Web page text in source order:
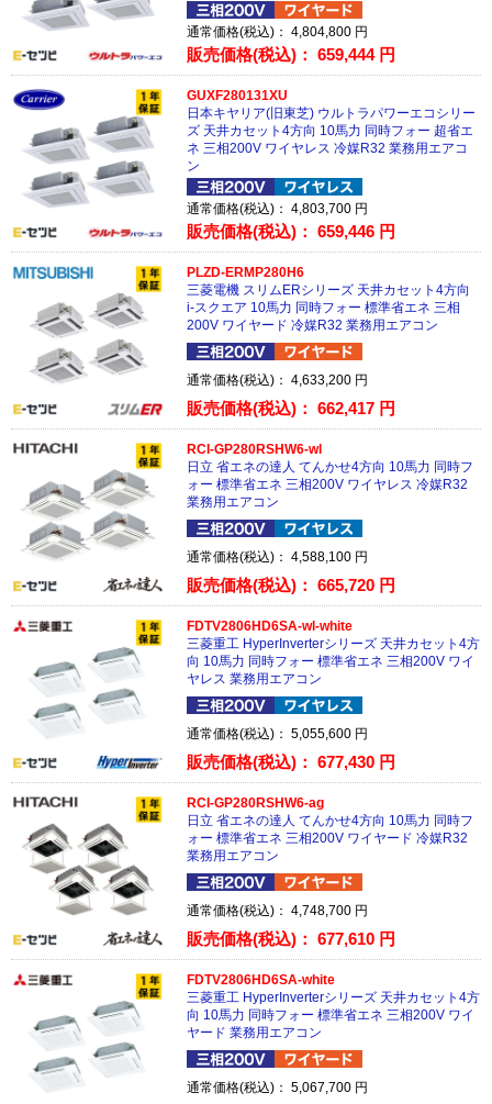
通常価格(税込)：4,804,800 円
販売価格(税込)：659,444円
GUXF280131XU
日本キヤリア(旧東芝) ウルトラパワーエコシリー
ズ 天井カセット4方向 10馬力 同時フォー 超省エ
ネ 三相200V ワイヤレス 冷媒R32 業務用エアコ
ン
通常価格(税込)：4,803,700 円
販売価格(税込)：659,446 円
PLZD-ERMP280H6
三菱電機 スリムERシリーズ 天井カセット4方向
i-スクエア 10馬力 同時フォー 標準省エネ 三相
200V ワイヤード 冷媒R32 業務用エアコン
通常価格(税込)：4,633,200 円
販売価格(税込)：662,417 円
RCI-GP280RSHW6-wl
日立 省エネの達人 てんかせ4方向 10馬力 同時フ
ォー 標準省エネ 三相200V ワイヤレス 冷媒R32
業務用エアコン
通常価格(税込)：4,588,100 円
販売価格(税込)：665,720 円
FDTV2806HD6SA-wl-white
三菱重工 HyperInverterシリーズ 天井カセット4方
向 10馬力 同時フォー 標準省エネ 三相200V ワイ
ヤレス 業務用エアコン
通常価格(税込)：5,055,600 円
販売価格(税込)：677,430 円
RCI-GP280RSHW6-ag
日立 省エネの達人 てんかせ4方向 10馬力 同時フ
ォー 標準省エネ 三相200V ワイヤード 冷媒R32
業務用エアコン
通常価格(税込)：4,748,700 円
販売価格(税込)：677,610 円
FDTV2806HD6SA-white
三菱重工 HyperInverterシリーズ 天井カセット4方
向 10馬力 同時フォー 標準省エネ 三相200V ワイ
ヤード 業務用エアコン
通常価格(税込)：5,067,700 円